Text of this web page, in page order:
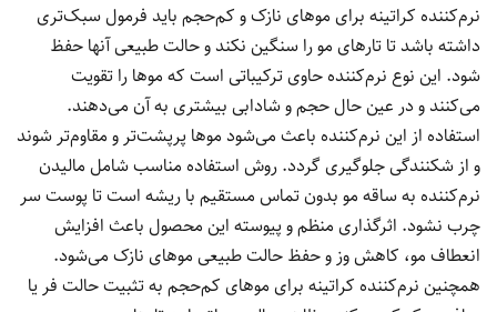
نرم‌کننده کراتینه برای موهای نازک و کم‌حجم باید فرمول سبک‌تری
داشته باشد تا تارهای مو را سنگین نکند و حالت طبیعی آنها حفظ
شود. این نوع نرم‌کننده حاوی ترکیباتی است که موها را تقویت
می‌کنند و در عین حال حجم و شادابی بیشتری به آن می‌دهند.
استفاده از این نرم‌کننده باعث می‌شود موها پرپشت‌تر و مقاوم‌تر شوند
و از شکنندگی جلوگیری گردد. روش استفاده مناسب شامل مالیدن
نرم‌کننده به ساقه مو بدون تماس مستقیم با ریشه است تا پوست سر
چرب نشود. اثرگذاری منظم و پیوسته این محصول باعث افزایش
انعطاف مو، کاهش وز و حفظ حالت طبیعی موهای نازک می‌شود.
همچنین نرم‌کننده کراتینه برای موهای کم‌حجم به تثبیت حالت فر یا